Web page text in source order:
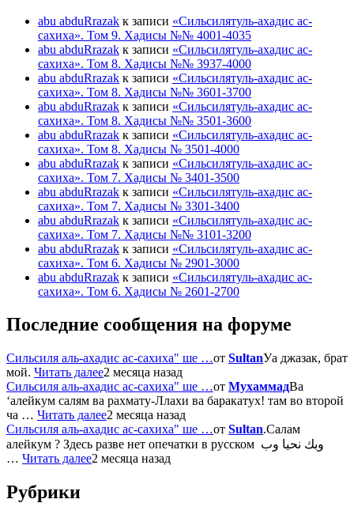
abu abduRrazak к записи «Сильсилятуль-ахадис ас-
сахиха». Том 9. Хадисы №№ 4001-4035
abu abduRrazak к записи «Сильсилятуль-ахадис ас-
сахиха». Том 8. Хадисы №№ 3937-4000
abu abduRrazak к записи «Сильсилятуль-ахадис ас-
сахиха». Том 8. Хадисы №№ 3601-3700
abu abduRrazak к записи «Сильсилятуль-ахадис ас-
сахиха». Том 8. Хадисы №№ 3501-3600
abu abduRrazak к записи «Сильсилятуль-ахадис ас-
сахиха». Том 8. Хадисы № 3501-4000
abu abduRrazak к записи «Сильсилятуль-ахадис ас-
сахиха». Том 7. Хадисы № 3401-3500
abu abduRrazak к записи «Сильсилятуль-ахадис ас-
сахиха». Том 7. Хадисы № 3301-3400
abu abduRrazak к записи «Сильсилятуль-ахадис ас-
сахиха». Том 7. Хадисы №№ 3101-3200
abu abduRrazak к записи «Сильсилятуль-ахадис ас-
сахиха». Том 6. Хадисы № 2901-3000
abu abduRrazak к записи «Сильсилятуль-ахадис ас-
сахиха». Том 6. Хадисы № 2601-2700
Последние сообщения на форуме
Сильсиля аль-ахадис ас-сахиха" ше …от SultanУа джазак, брат
мой. Читать далее2 месяца назад
Сильсиля аль-ахадис ас-сахиха" ше …от МухаммадВа
‘алейкум салям ва рахмату-Ллахи ва баракатух! там во второй
ча … Читать далее2 месяца назад
Сильсиля аль-ахадис ас-сахиха" ше …от Sultan.Салам
алейкум ? Здесь разве нет опечатки в русском وبك نحيا وب
… Читать далее2 месяца назад
Рубрики